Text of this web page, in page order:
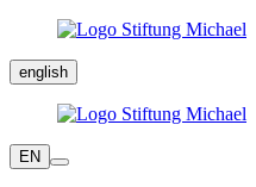
english
EN